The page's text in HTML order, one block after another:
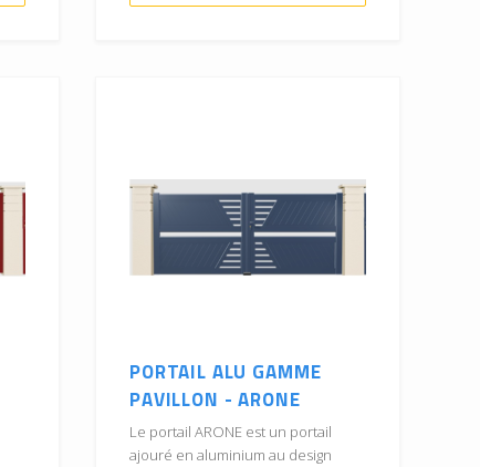
PORTAIL ALU GAMME
PAVILLON - ARONE
Le portail ARONE est un portail
ajouré en aluminium au design